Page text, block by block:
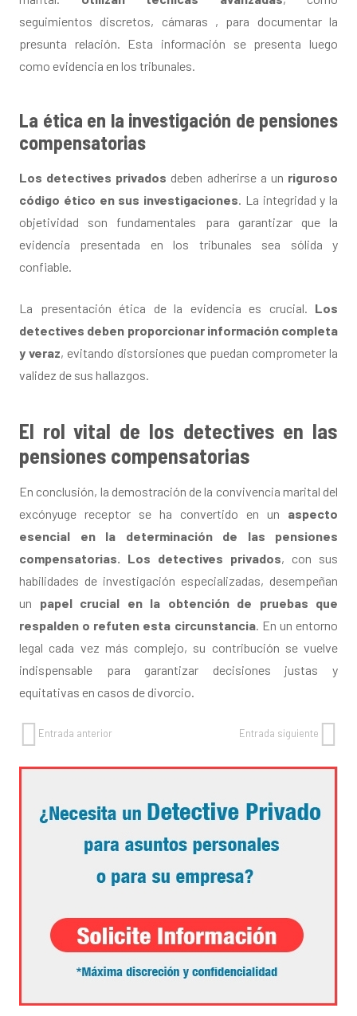
seguimientos discretos, cámaras , para documentar la
presunta relación. Esta información se presenta luego
como evidencia en los tribunales.
La ética en la investigación de pensiones
compensatorias
Los detectives privados deben adherirse a un riguroso
código ético en sus investigaciones. La integridad y la
objetividad son fundamentales para garantizar que la
evidencia presentada en los tribunales sea sólida y
confiable.
La presentación ética de la evidencia es crucial. Los
detectives deben proporcionar información completa
y veraz, evitando distorsiones que puedan comprometer la
validez de sus hallazgos.
El rol vital de los detectives en las
pensiones compensatorias
En conclusión, la demostración de la convivencia marital del
excónyuge receptor se ha convertido en un aspecto
esencial en la determinación de las pensiones
compensatorias. Los detectives privados, con sus
habilidades de investigación especializadas, desempeñan
un papel crucial en la obtención de pruebas que
respalden o refuten esta circunstancia. En un entorno
legal cada vez más complejo, su contribución se vuelve
indispensable para garantizar decisiones justas y
equitativas en casos de divorcio.
Entrada anterior Entrada siguiente